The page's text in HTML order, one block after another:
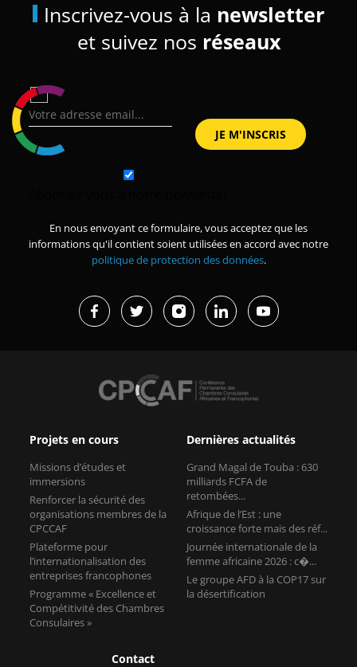
Inscrivez-vous à la newsletter
et suivez nos réseaux
En nous envoyant ce formulaire, vous acceptez que les
informations qu'il contient soient utilisées en accord avec notre
politique de protection des données.
Projets en cours
Missions d’études et
immersions
Renforcer la sécurité des
organisations membres de la
CPCCAF
Plateforme pour
l’internationalisation des
entreprises francophones
Programme « Excellence et
Compétitivité des Chambres
Consulaires »
Dernières actualités
Grand Magal de Touba : 630
milliards FCFA de
retombées...
Afrique de l’Est : une
croissance forte mais des réf...
Journée internationale de la
femme africaine 2026 : c�...
Le groupe AFD à la COP17 sur
la désertification
Contact